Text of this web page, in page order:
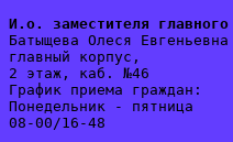
И.о. заместителя
Батыщева Олеся Евгеньевна
главный корпус,
2 этаж, каб. №46
График приема граждан:
Понедельник - пятница
08-00/16-48